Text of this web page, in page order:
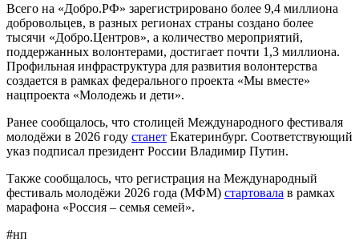
Всего на «Добро.РФ» зарегистрировано более 9,4 миллиона
добровольцев, в разных регионах страны создано более
тысячи «Добро.Центров», а количество мероприятий,
поддержанных волонтерами, достигает почти 1,3 миллиона.
Профильная инфраструктура для развития волонтерства
создается в рамках федерального проекта «Мы вместе»
нацпроекта «Молодежь и дети».
Ранее сообщалось, что столицей Международного фестиваля
молодёжи в 2026 году станет Екатеринбург. Соответствующий
указ подписал президент России Владимир Путин.
Также сообщалось, что регистрация на Международный
фестиваль молодёжи 2026 года (МФМ) стартовала в рамках
марафона «Россия – семья семей».
#нп